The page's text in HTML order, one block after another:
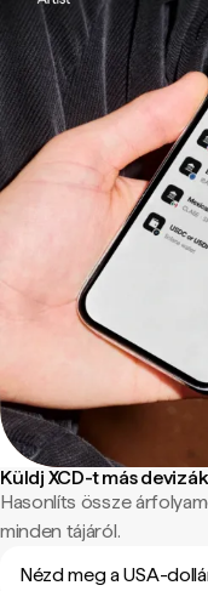
Küldj XCD-t más
Hasonlíts össze
minden tájáról.
Nézd meg a USA-